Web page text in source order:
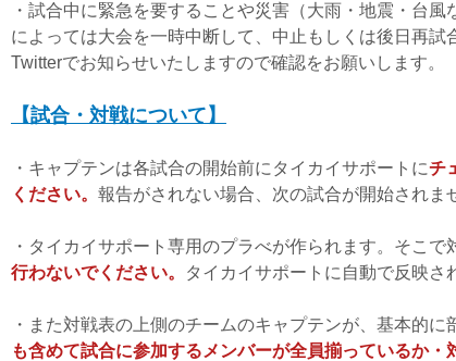
・試合中に緊急を要することや災害（大雨・地震・台
によっては大会を一時中断して、中止もしくは後日再
Twitterでお知らせいたしますので確認をお願いします。
【試合・対戦について】
・キャプテンは各試合の開始前にタイカイサポートにチ
ください。 報告がされない場合、次の試合が開始されま
・タイカイサポート専用のプラべが作られます。そこで
行わないでください。
タイカイサポートに自動で反映さ
・また対戦表の上側のチームのキャプテンが、基本的
も含めて試合に参加するメンバーが全員揃っているか